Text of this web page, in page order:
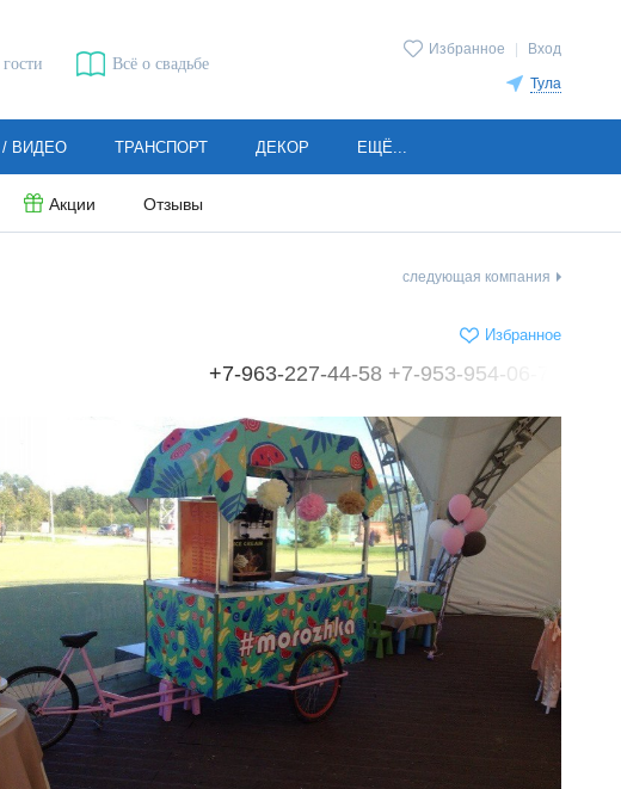
Избранное Вход
Тула
Всё о свадьбе
Акции Отзывы
ВИДЕО ТРАНСПОРТ ДЕКОР ЕЩЁ...
следующая компания
Избранное
+7-963-227-44-58 +7-953-954-06-70